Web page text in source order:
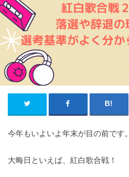
今年もいよいよ年末が目の前です。
大晦日といえば、紅白歌合戦！